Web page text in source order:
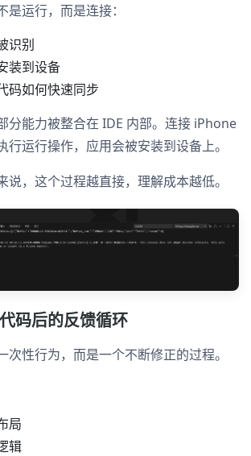
是运行，而是连接：
识别
装到设备
码如何快速同步
分能力被整合在 IDE 内部。连接 iPhone
行运行操作，应用会被安装到设备上。
说，这个过程越直接，理解成本越低。
码后的反馈循环
次性行为，而是一个不断修正的过程。
局
辑